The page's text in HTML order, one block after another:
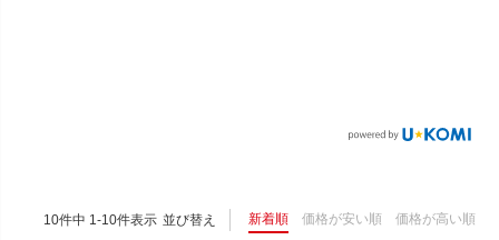
並び替え 新着順 価格が安い順 価格が高い順
10件中 1-10件表示